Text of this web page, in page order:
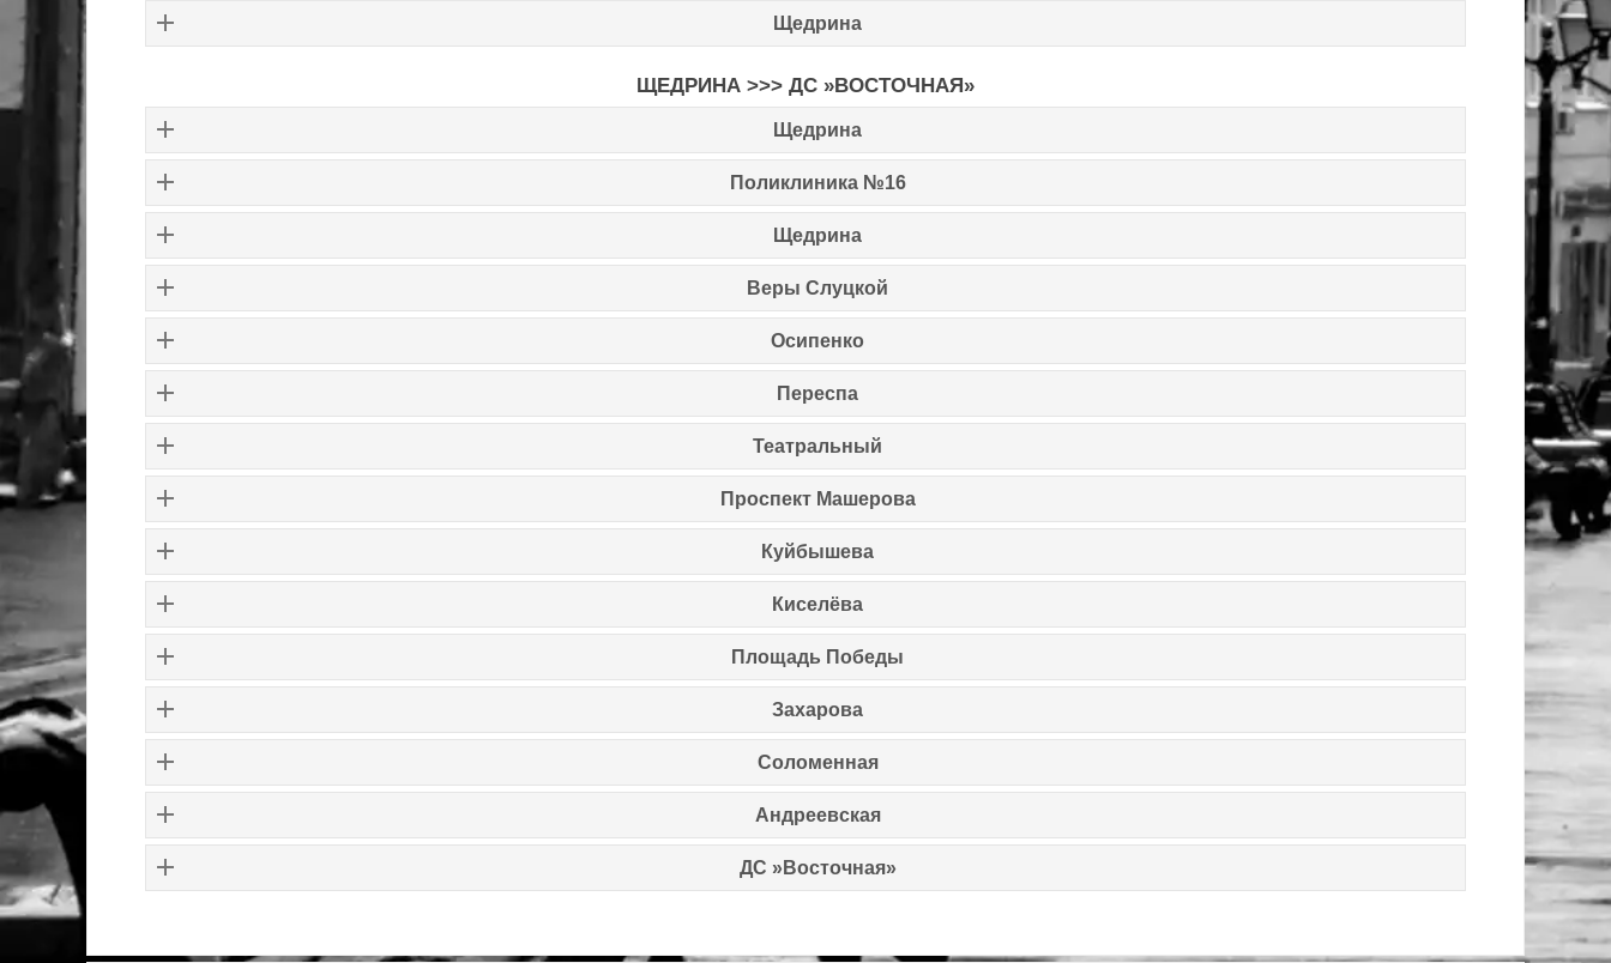
Щедрина
ЩЕДРИНА >>> ДС »ВОСТОЧНАЯ»
Щедрина
Поликлиника №16
Щедрина
Веры Слуцкой
Осипенко
Переспа
Театральный
Проспект Машерова
Куйбышева
Киселёва
Площадь Победы
Захарова
Соломенная
Андреевская
ДС »Восточная»